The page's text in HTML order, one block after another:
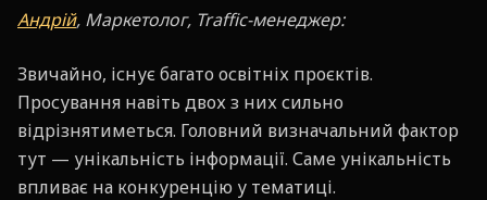
Андрій, Маркетолог, Traffic-менеджер:
Звичайно, існує багато освітніх проєктів.
Просування навіть двох з них сильно
відрізнятиметься. Головний визначальний фактор
тут — унікальність інформації. Саме унікальність
впливає на конкуренцію у тематиці.